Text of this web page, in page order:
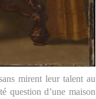
mirent leur talent au
question d’une maison